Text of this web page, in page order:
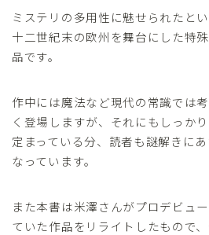
ミステリの多用性に魅せられたと
十二世紀末の欧州を舞台にした特
品です。
作中には魔法など現代の常識では
く登場しますが、それにもしっか
定まっている分、読者も謎解きに
なっています。
また本書は米澤さんがプロデビュ
ていた作品をリライトしたもので